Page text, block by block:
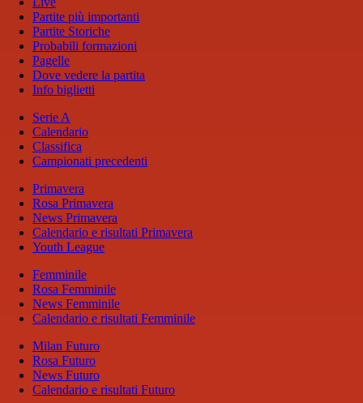
Partite più importanti
Partite Storiche
Probabili formazioni
Pagelle
Dove vedere la partita
Info biglietti
Serie A
Calendario
Classifica
Campionati precedenti
Primavera
Rosa Primavera
News Primavera
Calendario e risultati Primavera
Youth League
Femminile
Rosa Femminile
News Femminile
Calendario e risultati Femminile
Milan Futuro
Rosa Futuro
News Futuro
Calendario e risultati Futuro